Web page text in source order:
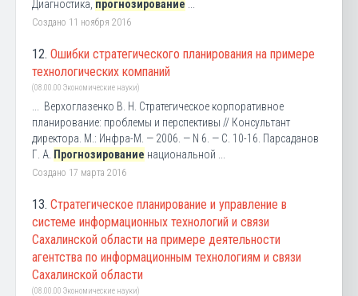
Диагностика, прогнозирование
Создано 11 ноября 2016
12. Ошибки стратегического планирования на примере
технологических компаний
(08.00.00 Экономические науки)
... Верхоглазенко В. Н. Стратегическое корпоративное
планирование: проблемы и перспективы // Консультант
директора. М.: Инфра-М. — 2006. — N 6. — С. 10-16. Парсаданов
Г. А. Прогнозирование национальной ...
Создано 17 марта 2016
13. Стратегическое планирование и управление в
системе информационных технологий и связи
Сахалинской области на примере деятельности
агентства по информационным технологиям и связи
Сахалинской области
(08.00.00 Экономические науки)